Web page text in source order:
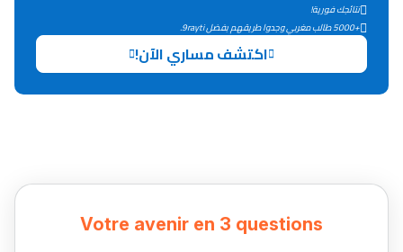
Collège au Maroc
التعليم الثانوي الإعدادي
+ de 89 Interviews/Vidéos
نتائجك فورية!
+5000 طالب مغربي وجدوا طريقهم بفضل 9rayti.
اكتشف مساري الآن!
Votre avenir en 3 questions